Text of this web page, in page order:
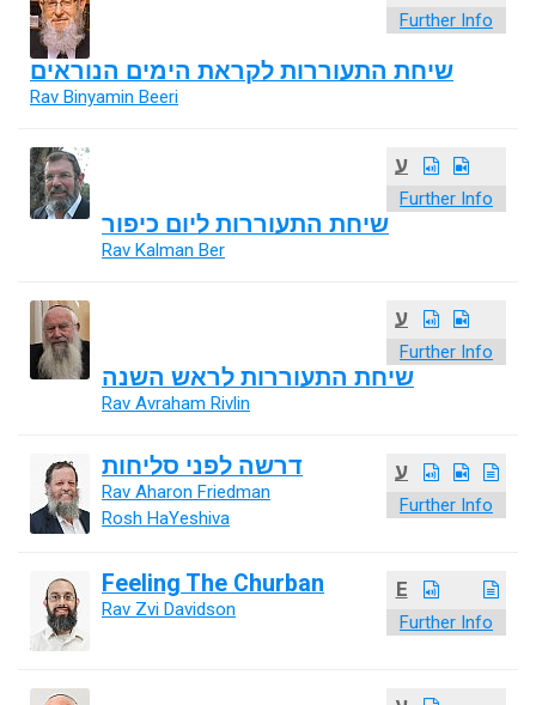
Further Info
שיחת התעוררות לקראת הימים הנוראים
Rav Binyamin Beeri
ע
Further Info
שיחת התעוררות ליום כיפור
Rav Kalman Ber
ע
Further Info
שיחת התעוררות לראש השנה
Rav Avraham Rivlin
ע
Further Info
דרשה לפני סליחות
Rav Aharon Friedman
Rosh HaYeshiva
E
Further Info
Feeling The Churban
Rav Zvi Davidson